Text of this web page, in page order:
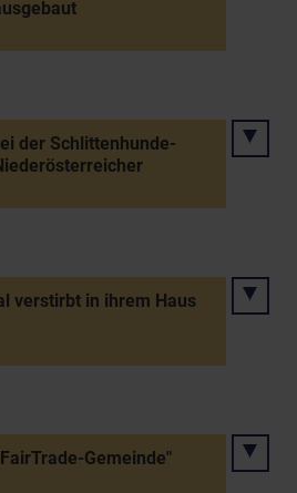
der Schlittenhunde-
verstirbt in ihrem Haus
Gemeinde"